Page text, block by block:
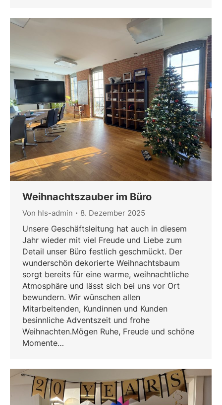
Weihnachtszauber im Büro
Von hls-admin 8. Dezember 2025
Unsere Geschäftsleitung hat auch in diesem
Jahr wieder mit viel Freude und Liebe zum
Detail unser Büro festlich geschmückt. Der
wunderschön dekorierte Weihnachtsbaum
sorgt bereits für eine warme, weihnachtliche
Atmosphäre und lässt sich bei uns vor Ort
bewundern. Wir wünschen allen
Mitarbeitenden, Kundinnen und Kunden
besinnliche Adventszeit und frohe
Weihnachten.Mögen Ruhe, Freude und schöne
Momente…